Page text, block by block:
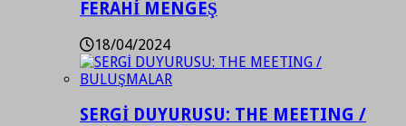
FERAHİ MENGEŞ
18/04/2024
SERGİ DUYURUSU: THE MEETING /